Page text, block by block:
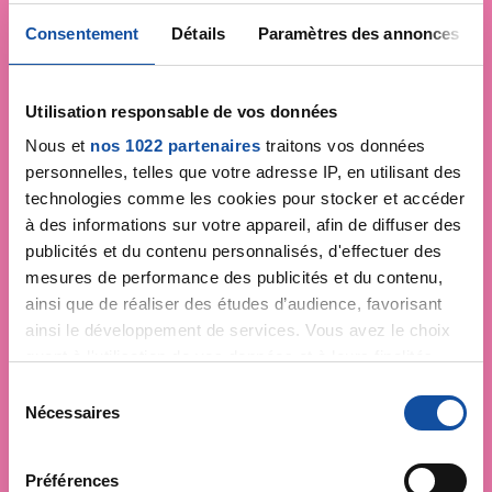
Consentement Détails Paramètres des annonces
Utilisation responsable de vos données
Nous et nos 1022 partenaires traitons vos données
personnelles, telles que votre adresse IP, en utilisant des
technologies comme les cookies pour stocker et accéder
à des informations sur votre appareil, afin de diffuser des
publicités et du contenu personnalisés, d'effectuer des
mesures de performance des publicités et du contenu,
ainsi que de réaliser des études d’audience, favorisant
ainsi le développement de services. Vous avez le choix
tout moment en consultant la Déclaration relative aux
cookies ou en cliquant sur l'icône de confidentialité.
Si vous le permettez, nous aimerions également :
Nécessaires
Préférences